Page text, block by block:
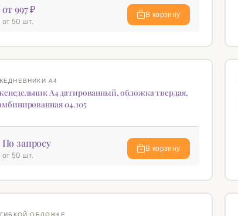
от 997 ₽
от 50 шт.
В корзину
А4
А4 датированный, обложка твердая,
04.105
По запросу
от 50 шт.
В корзину
ОБЛОЖКЕ